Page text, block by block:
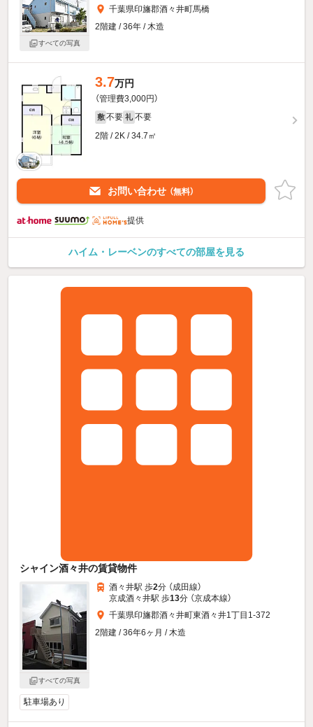
すべての写真
千葉県印旛郡酒々井町馬橋
2階建 / 36年 / 木造
3.7万円
（管理費3,000円）
敷 不要 礼 不要
2階 / 2K / 34.7㎡
お問い合わせ （無料）
提供
ハイム・レーベンのすべての部屋を見る
シャイン酒々井の賃貸物件
すべての写真
酒々井駅 歩2分 （成田線）
京成酒々井駅 歩13分 （京成本線）
千葉県印旛郡酒々井町東酒々井1丁目1-372
2階建 / 36年6ヶ月 / 木造
駐車場あり